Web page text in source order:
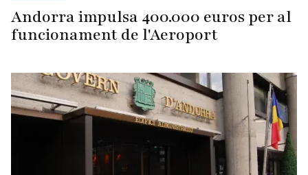
Andorra impulsa 400.000 euros per al
funcionament de l'Aeroport